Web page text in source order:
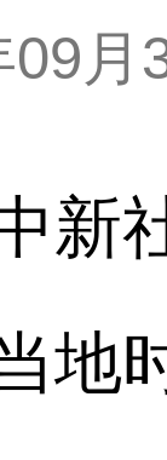
09月
社
地